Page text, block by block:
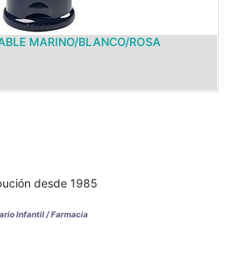
MARINO/BLANCO/ROSA
desde 1985
Infantil / Farmacia